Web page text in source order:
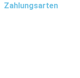
Zahlungsarten